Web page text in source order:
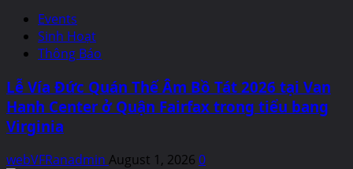
Events
Sinh Hoạt
Thông Báo
Lễ Vía Đức Quán Thế Âm Bồ Tát 2026 tại Van
Hanh Center ở Quận Fairfax trong tiểu bang
Virginia
webVFRanadmin August 1, 2026 0